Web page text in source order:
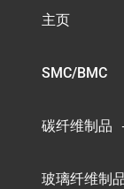
主页
SMC/BMC
碳纤维制品
玻璃纤维制